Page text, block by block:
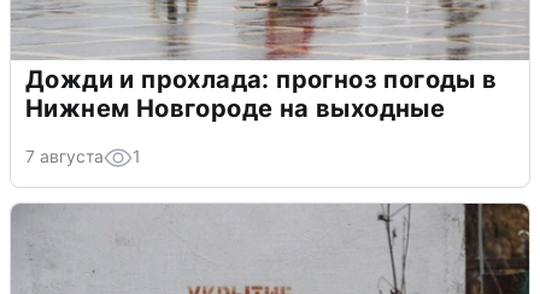
Дожди и прохлада: прогноз погоды в
Нижнем Новгороде на выходные
7 августа 1